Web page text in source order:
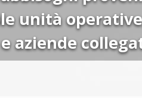
unità
aziende